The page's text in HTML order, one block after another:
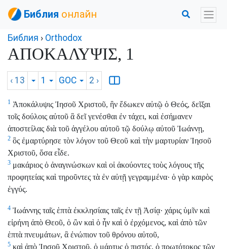
Библия онлайн
Библия › Orthodox
ΑΠΟΚΑΛΥΨΙΣ, 1
‹ 13 1 GOC 2 ›
1 Ἀποκάλυψις Ἰησοῦ Χριστοῦ, ἣν ἔδωκεν αὐτῷ ὁ Θεός, δεῖξαι
τοῖς δούλοις αὐτοῦ ἃ δεῖ γενέσθαι ἐν τάχει, καὶ ἐσήμανεν
ἀποστείλας διὰ τοῦ ἀγγέλου αὐτοῦ τῷ δούλῳ αὐτοῦ Ἰωάννῃ,
2 ὃς ἐμαρτύρησε τὸν λόγον τοῦ Θεοῦ καὶ τὴν μαρτυρίαν Ἰησοῦ
Χριστοῦ, ὅσα εἶδε.
3 μακάριος ὁ ἀναγινώσκων καὶ οἱ ἀκούοντες τοὺς λόγους τῆς
προφητείας καὶ τηροῦντες τὰ ἐν αὐτῇ γεγραμμένα· ὁ γὰρ καιρὸς
ἐγγύς.
4 Ἰωάννης ταῖς ἑπτὰ ἐκκλησίαις ταῖς ἐν τῇ Ἀσίᾳ· χάρις ὑμῖν καὶ
εἰρήνη ἀπὸ Θεοῦ, ὁ ὢν καὶ ὁ ἦν καὶ ὁ ἐρχόμενος, καὶ ἀπὸ τῶν
ἑπτὰ πνευμάτων, ἃ ἐνώπιον τοῦ θρόνου αὐτοῦ,
5 καὶ ἀπὸ Ἰησοῦ Χριστοῦ, ὁ μάρτυς ὁ πιστός, ὁ πρωτότοκος τῶν